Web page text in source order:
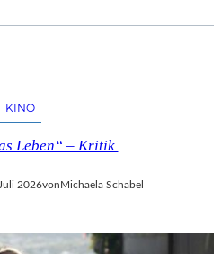
KINO
Leben“ – Kritik
2026vonMichaela Schabel